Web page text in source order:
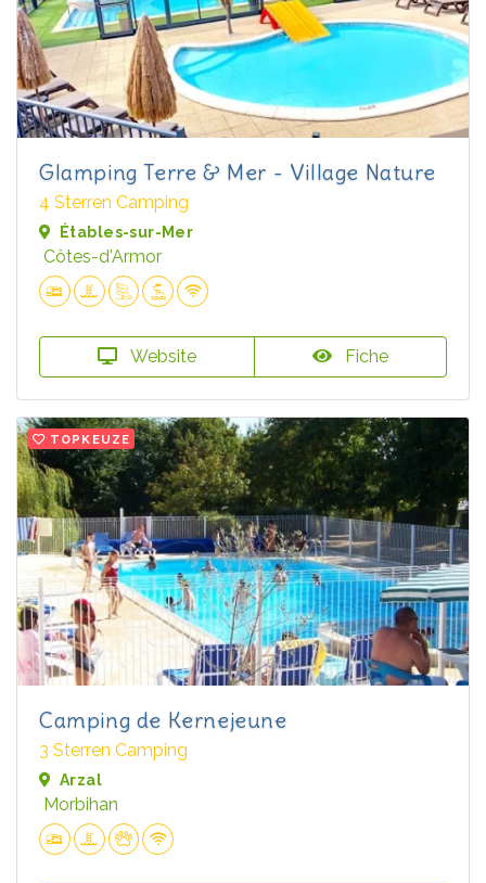
Glamping Terre & Mer - Village Nature
4 Sterren Camping
Étables-sur-Mer
Côtes-d'Armor
Website Fiche
TOPKEUZE
Camping de Kernejeune
3 Sterren Camping
Arzal
Morbihan